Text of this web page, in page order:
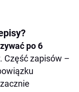
po 6
Część zapisów –